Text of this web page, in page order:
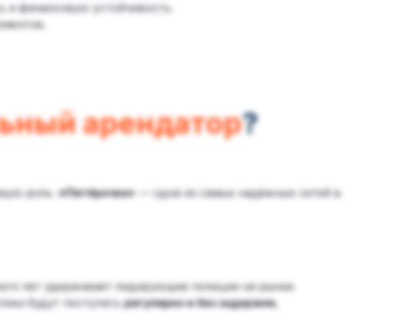
и финансовую устойчивость.
арендатор?
роль.«Пятёрочка» — одна из самых надёжных сетей в
лет удерживает лидирующие позиции на рынке.
будут поступатьрегулярно и без задержек,